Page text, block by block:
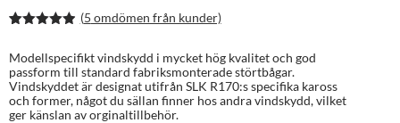
baserat på
kundrecens
ioner
(5 omdömen från kunder)
Modellspecifikt vindskydd i mycket hög kvalitet och god
passform till standard fabriksmonterade störtbågar.
Vindskyddet är designat utifrån SLK R170:s specifika kaross
och former, något du sällan finner hos andra vindskydd, vilket
ger känslan av orginaltillbehör.